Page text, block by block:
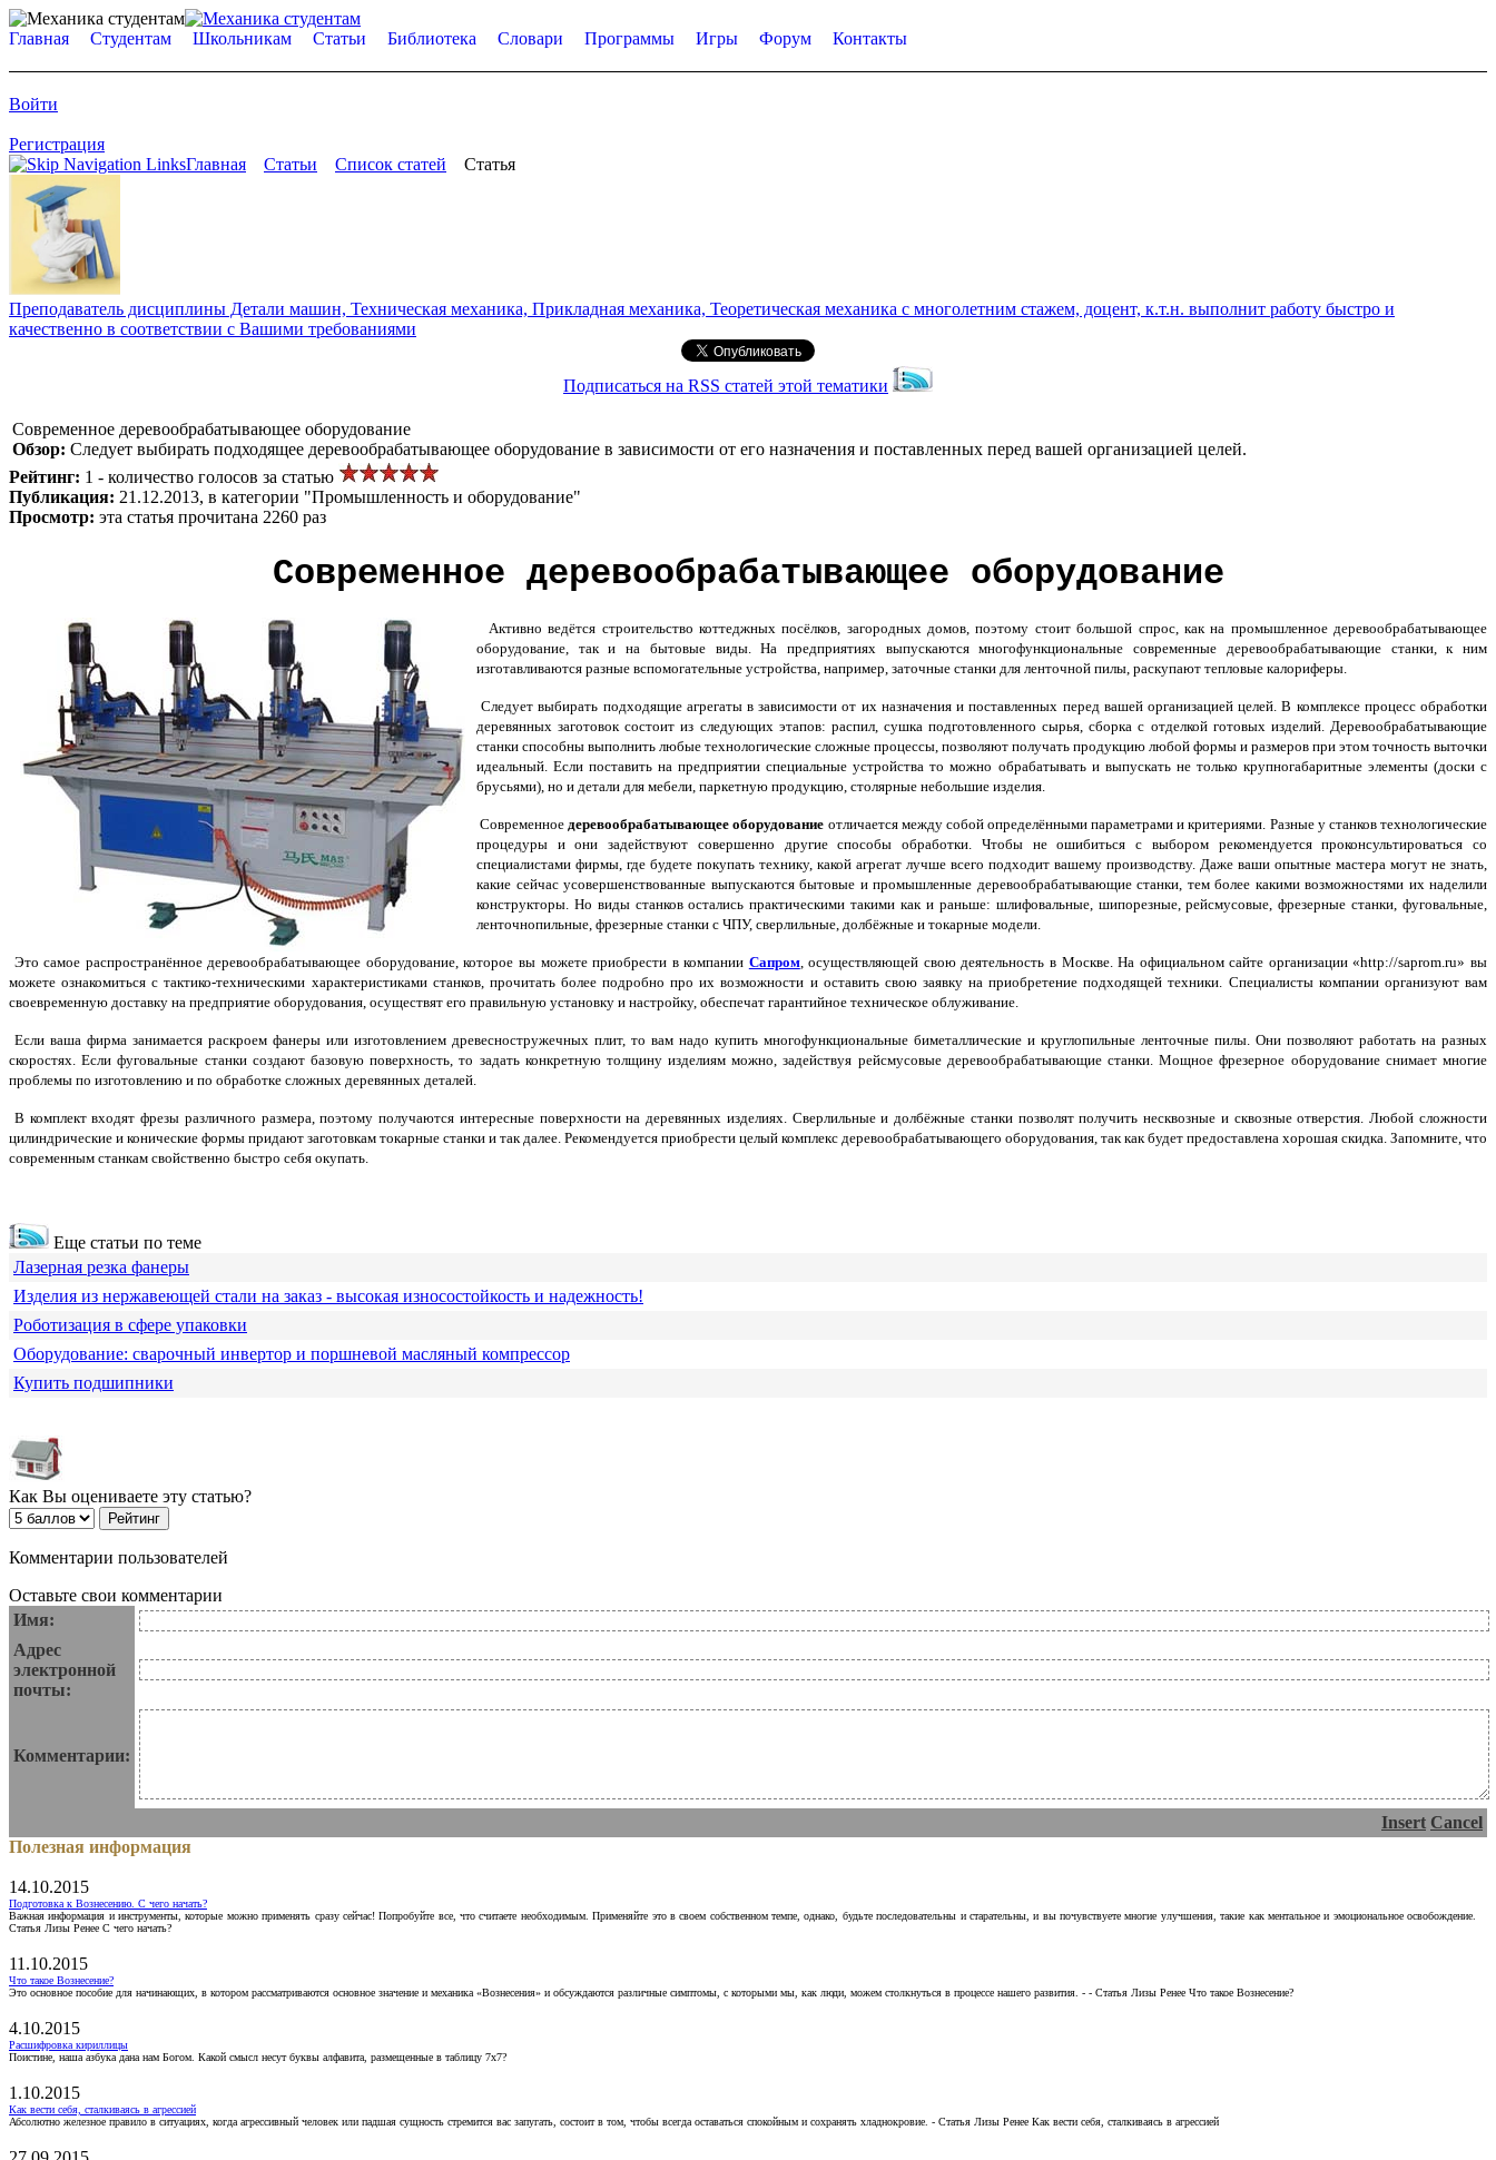
Главная Студентам Школьникам Статьи Библиотека Словари Программы Игры Форум Контакты
Войти
Регистрация
Главная
Статьи Список статей Статья
Преподаватель дисциплины Детали машин, Техническая механика, Прикладная механика, Теоретическая механика с многолетним стажем, доцент, к.т.н. выполнит работу быстро и
качественно в соответствии с Вашими требованиями
Подписаться на RSS статей этой тематики
Современное деревообрабатывающее оборудование
Обзор: Следует выбирать подходящее деревообрабатывающее оборудование в зависимости от его назначения и поставленных перед вашей организацией целей.
Рейтинг: 1 - количество голосов за статью
Публикация: 21.12.2013, в категории "Промышленность и оборудование"
Просмотр: эта статья прочитана 2260 раз
Современное деревообрабатывающее оборудование
Активно ведётся строительство коттеджных посёлков, загородных домов, поэтому стоит большой спрос, как на промышленное деревообрабатывающее
оборудование, так и на бытовые виды. На предприятиях выпускаются многофункциональные современные деревообрабатывающие станки, к ним
изготавливаются разные вспомогательные устройства, например, заточные станки для ленточной пилы, раскупают тепловые калориферы.
Следует выбирать подходящие агрегаты в зависимости от их назначения и поставленных перед вашей организацией целей. В комплексе процесс обработки
деревянных заготовок состоит из следующих этапов: распил, сушка подготовленного сырья, сборка с отделкой готовых изделий. Деревообрабатывающие
станки способны выполнить любые технологические сложные процессы, позволяют получать продукцию любой формы и размеров при этом точность выточки
идеальный. Если поставить на предприятии специальные устройства то можно обрабатывать и выпускать не только крупногабаритные элементы (доски с
брусьями), но и детали для мебели, паркетную продукцию, столярные небольшие изделия.
Современноедеревообрабатывающее оборудование отличается между собой определёнными параметрами и критериями. Разные у станков технологические
процедуры и они задействуют совершенно другие способы обработки. Чтобы не ошибиться с выбором рекомендуется проконсультироваться со
специалистами фирмы, где будете покупать технику, какой агрегат лучше всего подходит вашему производству. Даже ваши опытные мастера могут не знать,
какие сейчас усовершенствованные выпускаются бытовые и промышленные деревообрабатывающие станки, тем более какими возможностями их наделили
конструкторы. Но виды станков остались практическими такими как и раньше: шлифовальные, шипорезные, рейсмусовые, фрезерные станки, фуговальные,
ленточнопильные, фрезерные станки с ЧПУ, сверлильные, долбёжные и токарные модели.
Это самое распространённое деревообрабатывающее оборудование, которое вы можете приобрести в компании Сапром, осуществляющей свою деятельность в Москве. На официальном сайте организации «http://saprom.ru» вы
можете ознакомиться с тактико-техническими характеристиками станков, прочитать более подробно про их возможности и оставить свою заявку на приобретение подходящей техники. Специалисты компании организуют вам
своевременную доставку на предприятие оборудования, осуществят его правильную установку и настройку, обеспечат гарантийное техническое облуживание.
Если ваша фирма занимается раскроем фанеры или изготовлением древесностружечных плит, то вам надо купить многофункциональные биметаллические и круглопильные ленточные пилы. Они позволяют работать на разных
скоростях. Если фуговальные станки создают базовую поверхность, то задать конкретную толщину изделиям можно, задействуя рейсмусовые деревообрабатывающие станки. Мощное фрезерное оборудование снимает многие
проблемы по изготовлению и по обработке сложных деревянных деталей.
В комплект входят фрезы различного размера, поэтому получаются интересные поверхности на деревянных изделиях. Сверлильные и долбёжные станки позволят получить несквозные и сквозные отверстия. Любой сложности
цилиндрические и конические формы придают заготовкам токарные станки и так далее. Рекомендуется приобрести целый комплекс деревообрабатывающего оборудования, так как будет предоставлена хорошая скидка. Запомните, что
современным станкам свойственно быстро себя окупать.
Еще статьи по теме
Лазерная резка фанеры
Изделия из нержавеющей стали на заказ - высокая износостойкость и надежность!
Роботизация в сфере упаковки
Оборудование: сварочный инвертор и поршневой масляный компрессор
Купить подшипники
Как Вы оцениваете эту статью?
Комментарии пользователей
Оставьте свои комментарии
Имя:
Адрес
электронной
почты:
Комментарии:
Insert Cancel
Полезная информация
14.10.2015
Подготовка к Вознесению. С чего начать?
Важная информация и инструменты, которые можно применять сразу сейчас! Попробуйте все, что считаете необходимым. Применяйте это в своем собственном темпе, однако, будьте последовательны и старательны, и вы почувствуете многие улучшения, такие как ментальное и эмоциональное освобождение.
Статья Лизы Ренее С чего начать?
11.10.2015
Что такое Вознесение?
Это основное пособие для начинающих, в котором рассматриваются основное значение и механика «Вознесения» и обсуждаются различные симптомы, с которыми мы, как люди, можем столкнуться в процессе нашего развития. - - Статья Лизы Ренее Что такое Вознесение?
4.10.2015
Расшифровка кириллицы
Поистине, наша азбука дана нам Богом. Какой смысл несут буквы алфавита, размещенные в таблицу 7х7?
1.10.2015
Как вести себя, сталкиваясь в агрессией
Абсолютно железное правило в ситуациях, когда агрессивный человек или падшая сущность стремится вас запугать, состоит в том, чтобы всегда оставаться спокойным и сохранять хладнокровие. - Статья Лизы Ренее Как вести себя, сталкиваясь в агрессией